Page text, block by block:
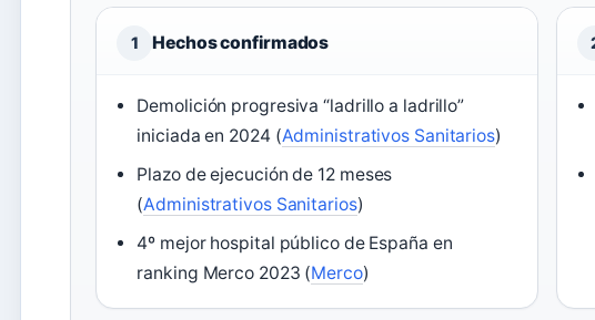
1 Hechos confirmados
Demolición progresiva “ladrillo a ladrillo”
iniciada en 2024 (Administrativos Sanitarios)
Plazo de ejecución de 12 meses
(Administrativos Sanitarios)
4º mejor hospital público de España en
ranking Merco 2023 (Merco)